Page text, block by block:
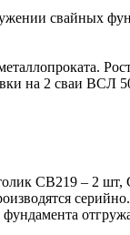
свайных
на 2 сваи ВСЛ
СВ219 – 2
фундамента